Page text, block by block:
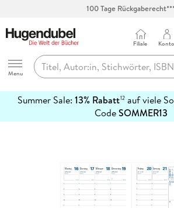
100 Tage
Hugendubel
Menu
Filiale Konto
Summer Sale: 13% Rabatt12auf viele
CodeSOMMER13
erfahren